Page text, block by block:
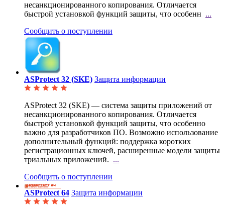
несанкционированного копирования. Отличается
быстрой установкой функций защиты, что особенн ...
Сообщить о поступлении
ASProtect 32 (SKE) Защита информации
ASProtect 32 (SKE) — система защиты приложений от
несанкционированного копирования. Отличается
быстрой установкой функций защиты, что особенно
важно для разработчиков ПО. Возможно использование
дополнительный функций: поддержка коротких
регистрационных ключей, расширенные модели защиты
триальных приложений. ...
Сообщить о поступлении
ASProtect 64 Защита информации